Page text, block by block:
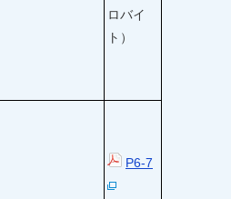
ロバイ
ト）
P6-7